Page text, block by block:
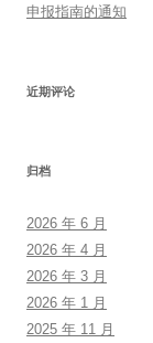
申报指南的通知
近期评论
归档
2026 年 6 月
2026 年 4 月
2026 年 3 月
2026 年 1 月
2025 年 11 月